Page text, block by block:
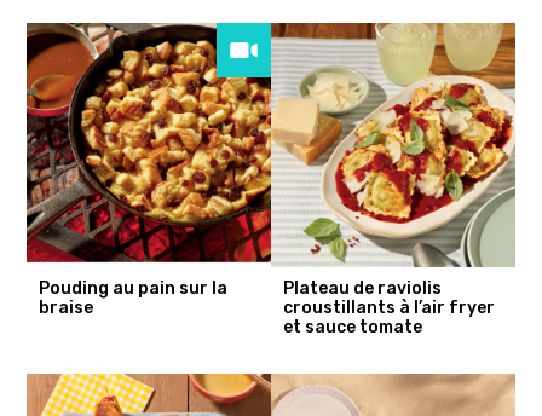
Pouding au pain sur la
braise
Plateau de raviolis
croustillants à l’air fryer
et sauce tomate